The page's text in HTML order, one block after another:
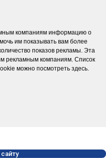
компаниям информацию о
им показывать вам более
показов рекламы. Эта
рекламным компаниям. Список
можно посмотреть здесь.